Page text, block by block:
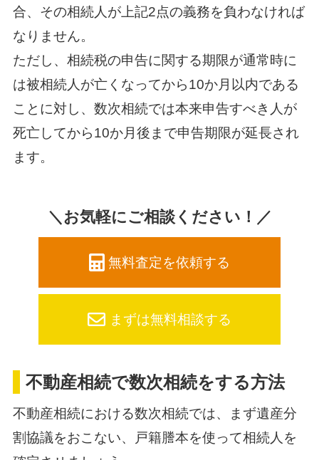
合、その相続人が上記2点の義務を負わなければ
なりません。
ただし、相続税の申告に関する期限が通常時に
は被相続人が亡くなってから10か月以内である
ことに対し、数次相続では本来申告すべき人が
死亡してから10か月後まで申告期限が延長され
ます。
＼お気軽にご相談ください！／
無料査定を依頼する
まずは無料相談する
不動産相続で数次相続をする方法
不動産相続における数次相続では、まず遺産分
割協議をおこない、戸籍謄本を使って相続人を